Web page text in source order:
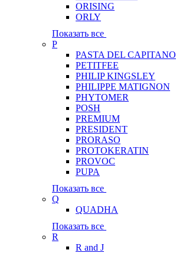
ORISING
ORLY
Показать все
P
PASTA DEL CAPITANO
PETITFEE
PHILIP KINGSLEY
PHILIPPE MATIGNON
PHYTOMER
POSH
PREMIUM
PRESIDENT
PRORASO
PROTOKERATIN
PROVOC
PUPA
Показать все
Q
QUADHA
Показать все
R
R and J